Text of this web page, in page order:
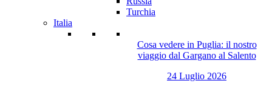
Turchia
Italia
Cosa vedere in Puglia: il nostro
viaggio dal Gargano al Salento
24 Luglio 2026